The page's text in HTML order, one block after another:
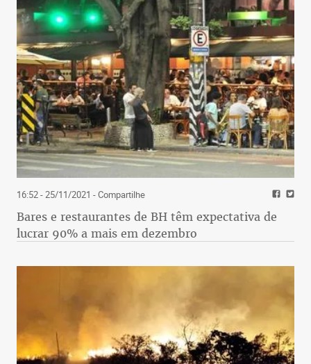
16:52 - 25/11/2021 - Compartilhe
Bares e restaurantes de BH têm expectativa de
lucrar 90% a mais em dezembro